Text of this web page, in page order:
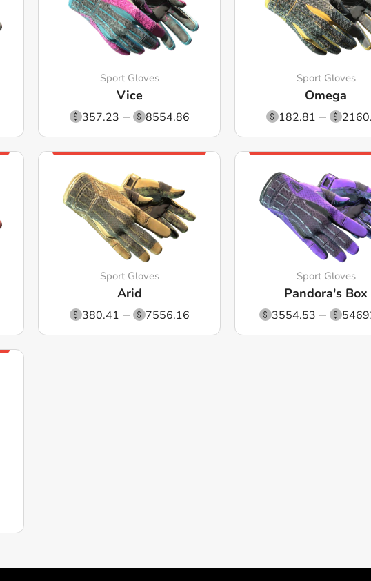
Sport Gloves
Vice
357.23 8554.86
Sport Gloves
Omega
182.81
Sport Gloves
Arid
380.41 7556.16
Sport Gloves
Pandora's Box
3554.53